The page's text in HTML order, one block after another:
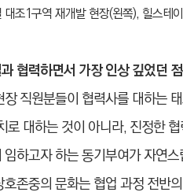
대조1구역 재개발 현장(왼쪽), 힐스테
협력하면서 가장 인상 깊었던
직원분들이 협력사를 대하는
로 대하는 것이 아니라, 진정한
임하고자 하는 동기부여가 자연
호존중의 문화는 협업 과정 전반